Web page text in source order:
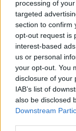
processing of
targeted
section to confirm
opt-out request is
interest-based
us or personal
your opt-out. You
disclosure of your
IAB’s list of
also be disclosed
Downstream